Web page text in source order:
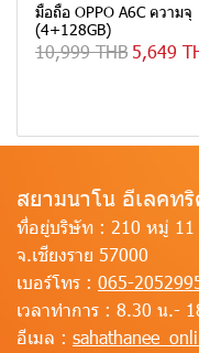
มือถือ OPPO A6C ความจุ
(4+128GB)
10,999 THB 5,649
สยามนาโน อีเลคท
ที่อยู่บริษัท : 210 หมู่ 11
จ.เชียงราย 57000
เบอร์โทร : 065-
เวลาทำการ : 8.30 น.-
อีเมล :